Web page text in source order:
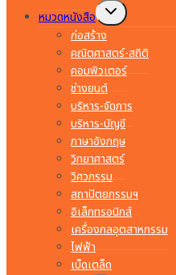
หมวดหนังสือ
Toggle
child
menu
ก่อสร้าง
คณิตศาสตร์-สถิติ
คอมพิวเตอร์
ช่างยนต์
บริหาร-จัดการ
บริหาร-บัญชี
ภาษาอังกฤษ
วิทยาศาสตร์
วิศวกรรม
สถาปัตยกรรมฯ
อิเล็กทรอนิกส์
เครื่องกลอุตสาหกรรม
ไฟฟ้า
เบ็ดเตล็ด